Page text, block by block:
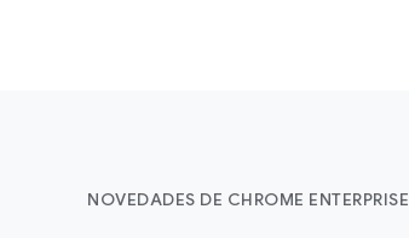
NOVEDADES DE CHROME ENTERPRISE